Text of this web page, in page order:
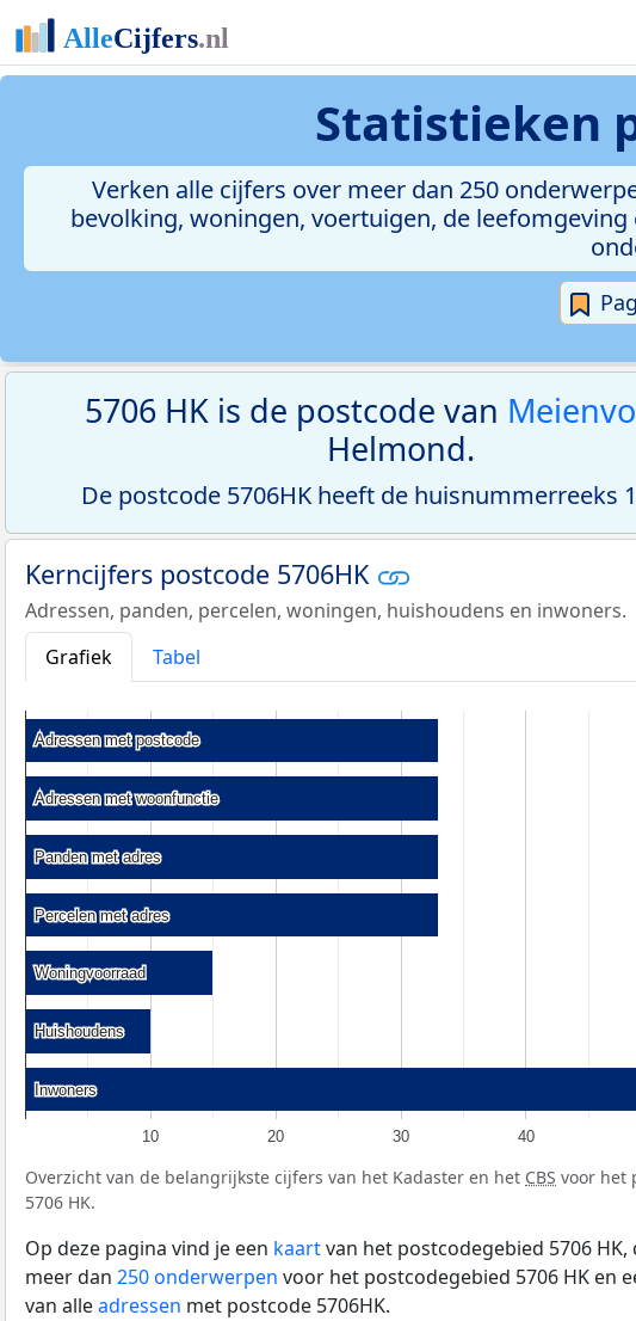
Statistieken
Verken alle cijfers over meer dan 250
bevolking, woningen, voertuigen, de
5706 HK is de postcode van
Helmond.
De postcode 5706HK heeft de huisnummerreeks
Kerncijfers postcode 5706HK
Adressen, panden, percelen, woningen, huishoudens en inwoners.
Grafiek
Tabel
10 20 30 40
Adressen met postcode
Adressen met postcode
Adressen met woonfunctie
Adressen met woonfunctie
Panden met adres
Panden met adres
Percelen met adres
Percelen met adres
Woningvoorraad
Woningvoorraad
Huishoudens
Huishoudens
Inwoners
Inwoners
Overzicht van de belangrijkste cijfers van het Kadaster en het CBS voor het
5706 HK.
Op deze pagina vind je een kaartvan het postcodegebied 5706 HK,
meer dan 250 onderwerpen voor het postcodegebied 5706 HK en
van alleadressen met postcode 5706HK.